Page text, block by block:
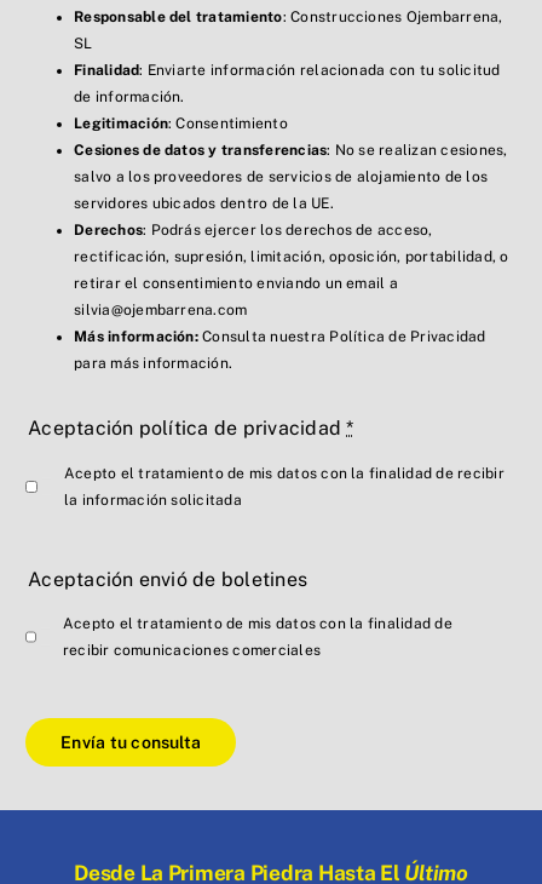
Responsable del tratamiento: Construcciones Ojembarrena,
SL
Finalidad: Enviarte información relacionada con tu solicitud
de información.
Legitimación: Consentimiento
Cesiones de datos y transferencias: No se realizan cesiones,
salvo a los proveedores de servicios de alojamiento de los
servidores ubicados dentro de la UE.
Derechos: Podrás ejercer los derechos de acceso,
rectificación, supresión, limitación, oposición, portabilidad, o
retirar el consentimiento enviando un email a
silvia@ojembarrena.com
Más información:Consulta nuestra Política de Privacidad
para más información.
Aceptación política de privacidad*
Acepto el tratamiento de mis datos con la finalidad de recibir
la información solicitada
Aceptación envió de boletines
Acepto el tratamiento de mis datos con la finalidad de
recibir comunicaciones comerciales
Envía tu consulta
Desde La Primera Piedra Hasta El Último